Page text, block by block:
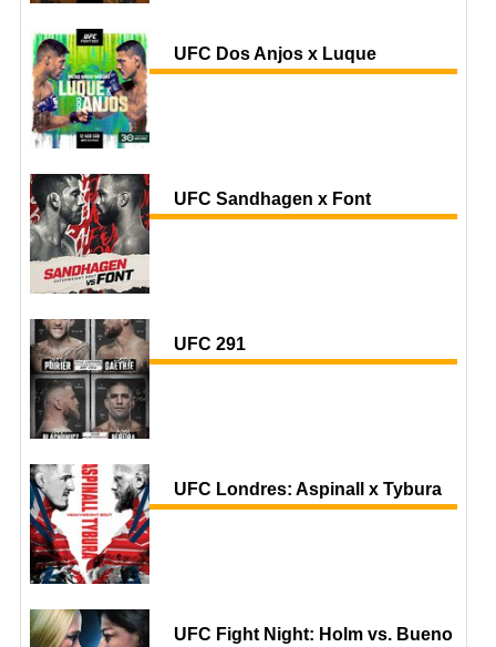
UFC Dos Anjos x Luque
UFC Sandhagen x Font
UFC 291
UFC Londres: Aspinall x Tybura
UFC Fight Night: Holm vs. Bueno